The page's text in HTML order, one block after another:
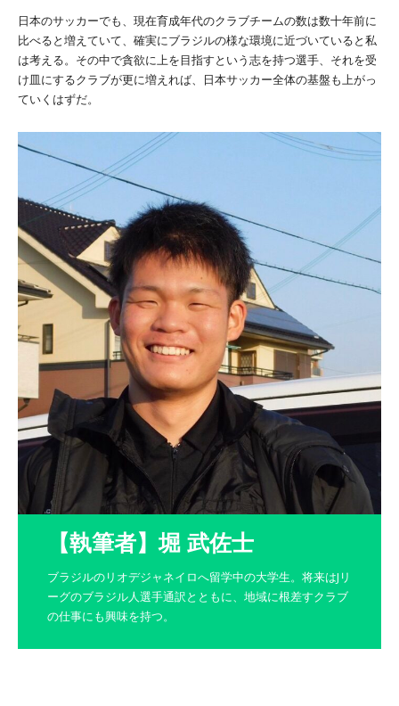
日本のサッカーでも、現在育成年代のクラブチームの数は数十年前に
比べると増えていて、確実にブラジルの様な環境に近づいていると私
は考える。その中で貪欲に上を目指すという志を持つ選手、それを受
け皿にするクラブが更に増えれば、日本サッカー全体の基盤も上がっ
ていくはずだ。
【執筆者】堀 武佐士
ブラジルのリオデジャネイロへ留学中の大学生。将来はJリ
ーグのブラジル人選手通訳とともに、地域に根差すクラブ
の仕事にも興味を持つ。